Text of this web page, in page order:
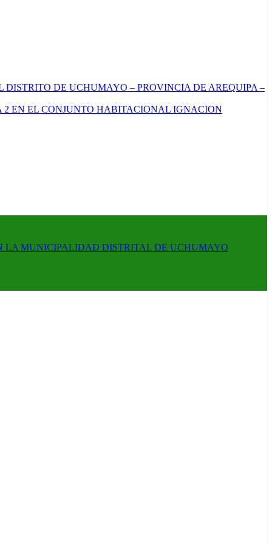
DISTRITO DE UCHUMAYO – PROVINCIA DE AREQUIPA –
EN EL CONJUNTO HABITACIONAL IGNACION
LA MUNICIPALIDAD DISTRITAL DE UCHUMAYO